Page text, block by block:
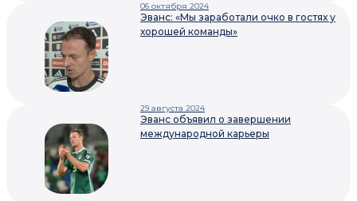
06 октября 2024
Эванс: «Мы заработали очко в гостях у
хорошей команды»
29 августа 2024
Эванс объявил о завершении
международной карьеры